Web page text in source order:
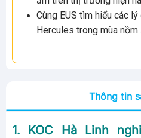
Cùng EUS tìm hiểu các
Hercules trong mùa nồm
Thông tin
1. KOC Hà Linh